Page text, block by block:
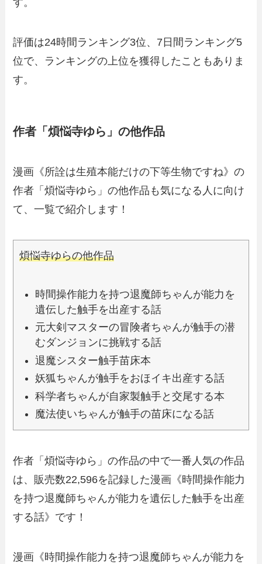
評価は24時間ランキング3位、7日間ランキング5
位で、ランキングの上位を獲得したこともありま
す。
作者「煩悩寺ゆら」の他作品
漫画《所詮は生殖本能だけの下等生物ですね》の
作者「煩悩寺ゆら」の他作品も気になる人に向け
て、一覧で紹介します！
煩悩寺ゆらの他作品
時間操作能力を持つ退魔師ちゃんが能力を
遺伝した触手を出産する話
元大剣マスターの冒険者ちゃんが触手の潜
むダンジョンに挑戦する話
退魔シスター触手苗床本
妖狐ちゃんが触手をおほイキ出産する話
科学者ちゃんが自家製触手と交尾する本
魔法使いちゃんが触手の苗床になる話
作者「煩悩寺ゆら」の作品の中で一番人気の作品
は、販売数22,596を記録した漫画《時間操作能力
を持つ退魔師ちゃんが能力を遺伝した触手を出産
する話》です！
漫画《時間操作能力を持つ退魔師ちゃんが能力を